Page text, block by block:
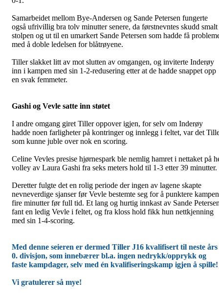
Samarbeidet mellom Bye-Andersen og Sande Petersen fungerte
også ufrivillig bra tolv minutter senere, da førstnevntes skudd
stolpen og ut til en umarkert Sande Petersen som hadde få
med å doble ledelsen for blåtrøyene.
Tiller slakket litt av mot slutten av omgangen, og inviterte Inderøy
inn i kampen med sin 1-2-redusering etter at de hadde snappet opp
en svak femmeter.
Gashi og Vevle satte inn støtet
I andre omgang giret Tiller oppover igjen, for selv om Inderøy
hadde noen farligheter på kontringer og innlegg i feltet, var det
som kunne juble over nok en scoring.
Celine Vevles presise hjørnespark ble nemlig hamret i nettaket på
volley av Laura Gashi fra seks meters hold til 1-3 etter 39 minutter.
Deretter fulgte det en rolig periode der ingen av lagene skapte
nevneverdige sjanser før Vevle bestemte seg for å punktere kampen
fire minutter før full tid. Et lang og hurtig innkast av Sande
fant en ledig Vevle i feltet, og fra kloss hold fikk hun nettkjenning
med sin 1-4-scoring.
Med denne seieren er dermed Tiller J16 kvalifisert til neste års
0. divisjon, som innebærer bl.a. ingen nedrykk/opprykk og
faste kampdager, selv med én kvalifiseringskamp igjen å spille!
Vi gratulerer så mye!